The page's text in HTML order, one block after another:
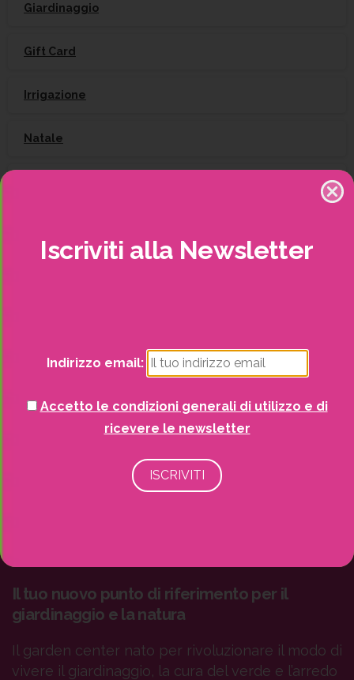
Giardinaggio
Gift Card
Irrigazione
Natale
Strutture da esterno
Vasi
Il tuo nuovo punto di riferimento per il
giardinaggio e la natura
Il garden center nato per rivoluzionare il modo di
vivere il giardinaggio, la cura del verde e l’arredo
Iscriviti alla Newsletter
Indirizzo email:
Accetto le condizioni generali di utilizzo e di
ricevere le newsletter